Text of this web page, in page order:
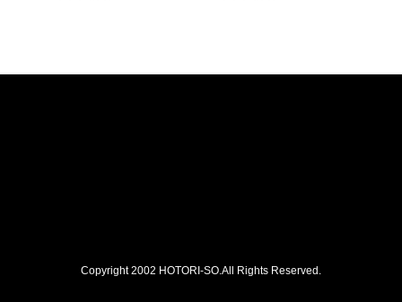
Copyright 2002 HOTORI-SO.All Rights Reserved.